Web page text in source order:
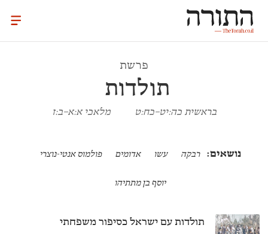
פרשת
תולדות
בראשית כה:יט–כח:ט מלאכי א:א–ב:ז
רבקה עשו אדומים פולמוס אנטי-נוצרי
יוסף בן מתתיהו
תולדות עם ישראל כסיפור משפחתי